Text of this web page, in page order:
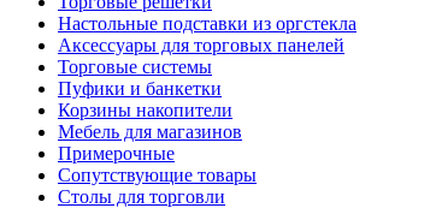
Настольные подставки из оргстекла
Аксессуары для торговых панелей
Торговые системы
Пуфики и банкетки
Корзины накопители
Мебель для магазинов
Примерочные
Сопутствующие товары
Столы для торговли